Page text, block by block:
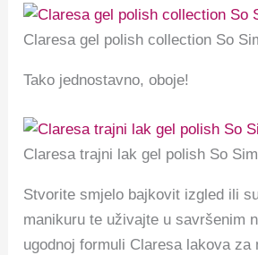
Claresa gel polish collection So
Tako jednostavno, oboje!
Claresa trajni lak gel polish So
Stvorite smjelo bajkovit izgled ili
manikuru te uživajte u savršenim
ugodnoj formuli Claresa lakova za